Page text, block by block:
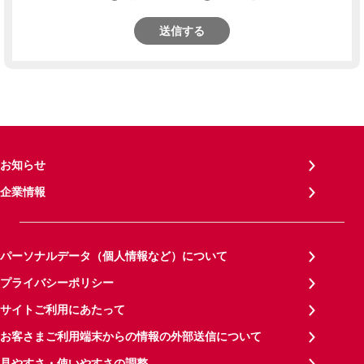
送信する
お知らせ
企業情報
パーソナルデータ（個人情報など）について
プライバシーポリシー
サイトご利用にあたって
お客さまご利用端末からの情報の外部送信について